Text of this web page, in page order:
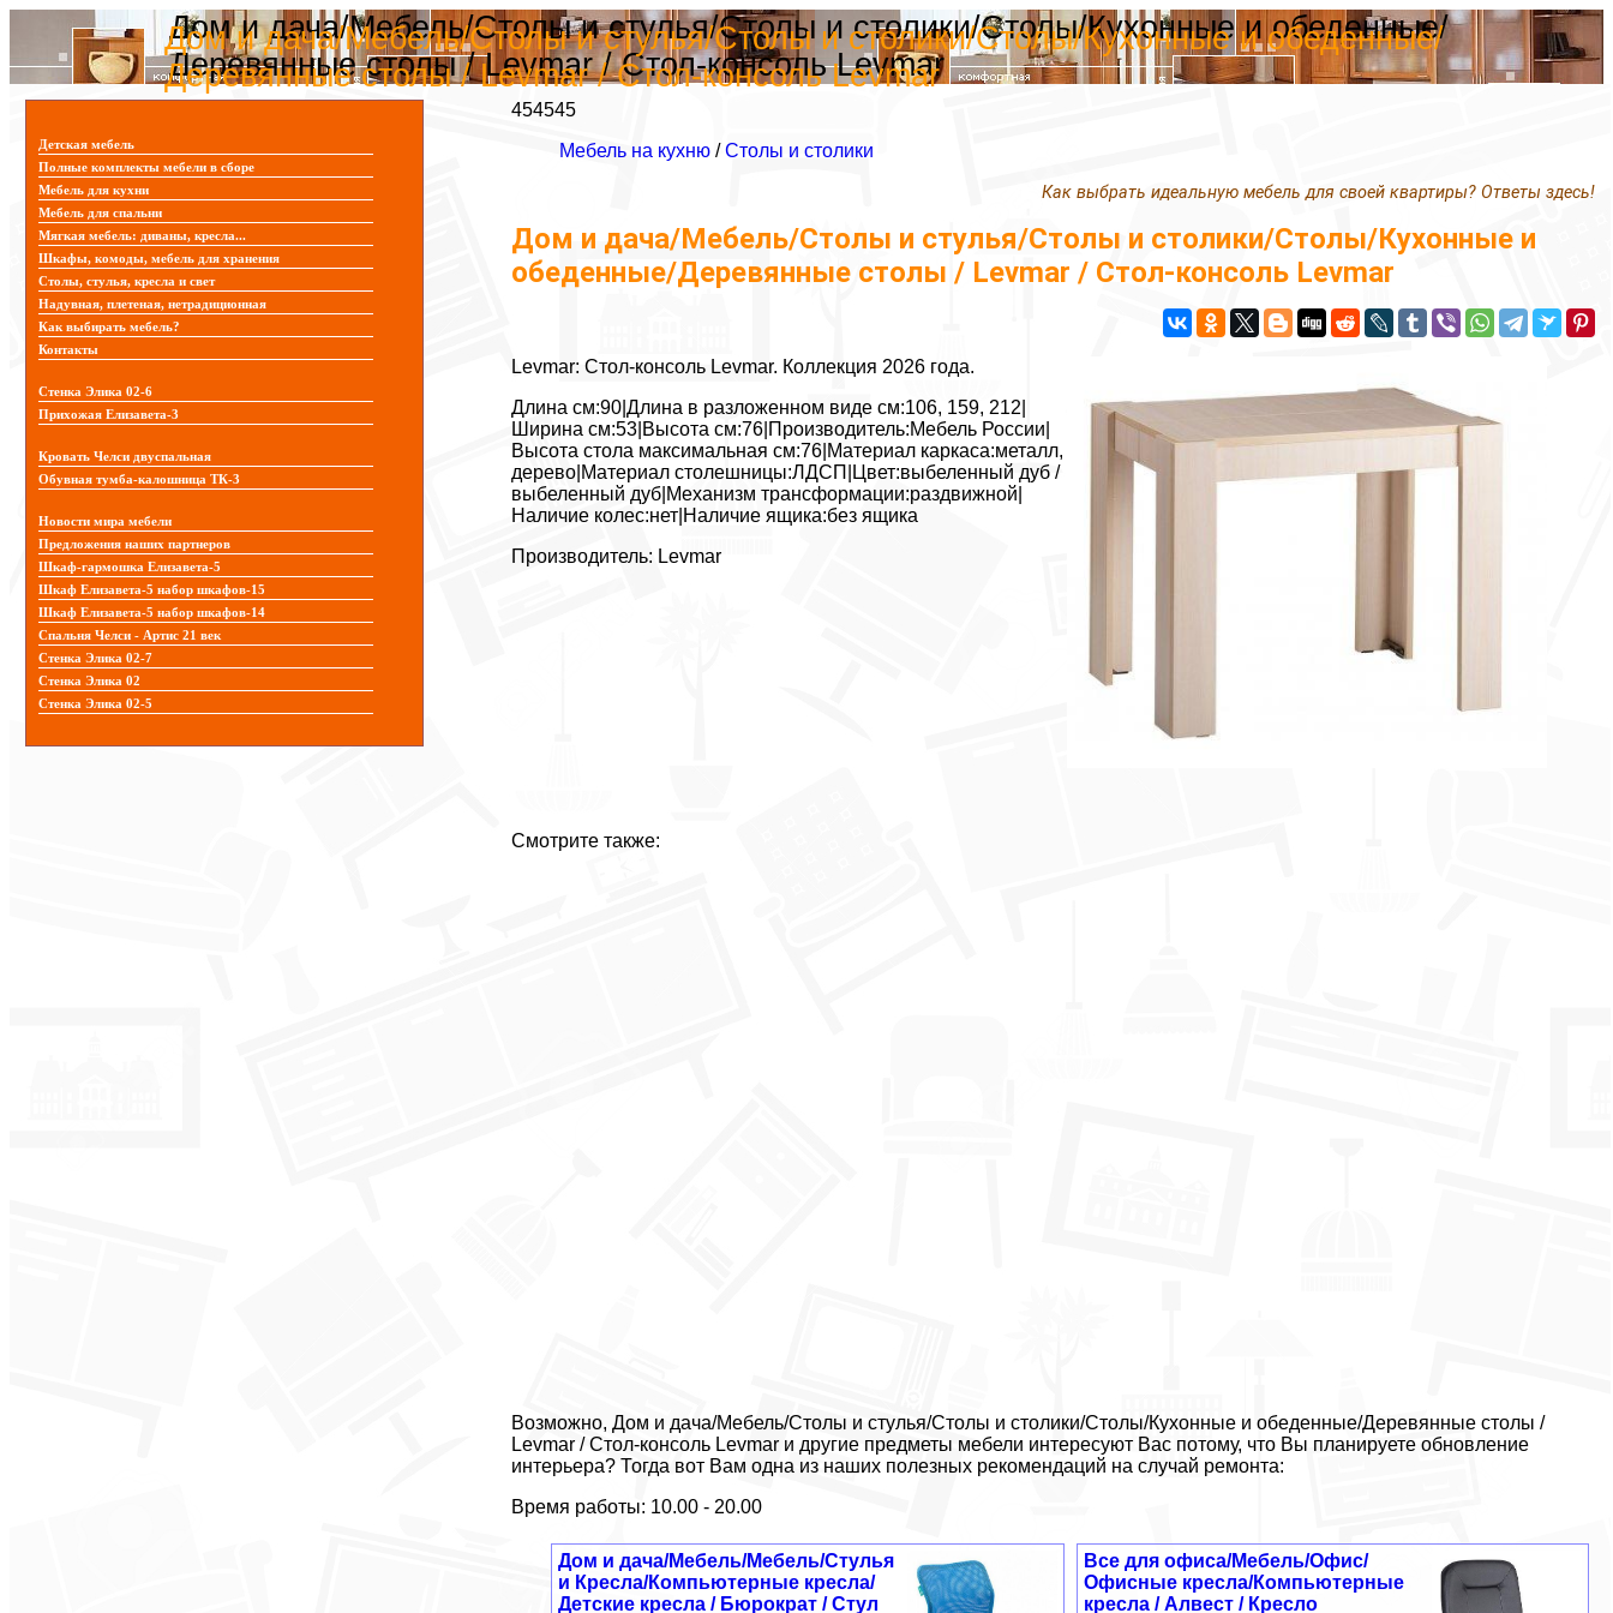
Дом и дача/Мебель/Столы и стулья/Столы и столики/Столы/Кухонные и обеденные/
Деревянные столы / Levmar / Стол-консоль Levmar
Дом и дача/Мебель/Столы и стулья/Столы и столики/Столы/Кухонные и обеденные/
Деревянные столы / Levmar / Стол-консоль Levmar
454545
Мебель на кухню /Столы и столики
Как выбрать идеальную мебель для своей квартиры? Ответы здесь!
Дом и дача/Мебель/Столы и стулья/Столы и столики/Столы/Кухонные и
обеденные/Деревянные столы / Levmar / Стол-консоль Levmar
Levmar: Стол-консоль Levmar. Коллекция 2026 года.
Длина см:90|Длина в разложенном виде см:106, 159, 212|
Ширина см:53|Высота см:76|Производитель:Мебель России|
Высота стола максимальная см:76|Материал каркаса:металл,
дерево|Материал столешницы:ЛДСП|Цвет:выбеленный дуб /
выбеленный дуб|Механизм трансформации:раздвижной|
Наличие колес:нет|Наличие ящика:без ящика
Производитель: Levmar
Смотрите также:
Возможно, Дом и дача/Мебель/Столы и стулья/Столы и столики/Столы/Кухонные и обеденные/Деревянные столы /
Levmar / Стол-консоль Levmar и другие предметы мебели интересуют Вас потому, что Вы планируете обновление
интерьера? Тогда вот Вам одна из наших полезных рекомендаций на случай ремонта:
Время работы: 10.00 - 20.00
Все для офиса/Мебель/Офис/
Офисные кресла/Компьютерные
кресла / Алвест / Кресло
Дом и дача/Мебель/Мебель/Стулья
и Кресла/Компьютерные кресла/
Детские кресла / Бюрократ / Стул
Детская мебель
Полные комплекты мебели в сборе
Мебель для кухни
Мебель для спальни
Мягкая мебель: диваны, кресла...
Шкафы, комоды, мебель для хранения
Столы, стулья, кресла и свет
Надувная, плетеная, нетрадиционная
Как выбирать мебель?
Контакты
Стенка Элика 02-6
Прихожая Елизавета-3
Кровать Челси двуспальная
Обувная тумба-калошница ТК-3
Новости мира мебели
Предложения наших партнеров
Шкаф-гармошка Елизавета-5
Шкаф Елизавета-5 набор шкафов-15
Шкаф Елизавета-5 набор шкафов-14
Спальня Челси - Артис 21 век
Стенка Элика 02-7
Стенка Элика 02
Стенка Элика 02-5